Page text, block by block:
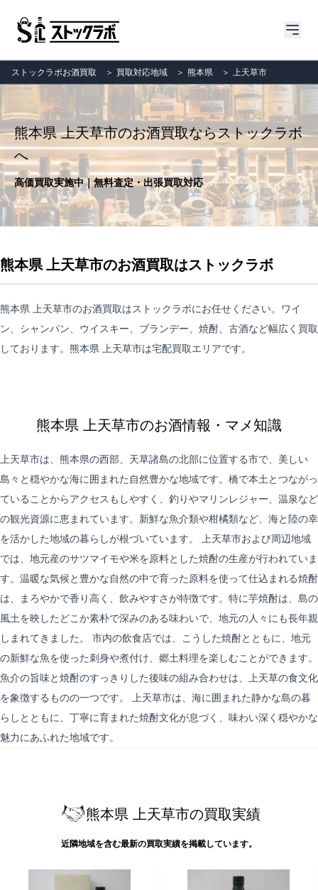
ストックラボお酒買取 ＞ 買取対応地域 ＞ 熊本県 ＞ 上天草市
熊本県 上天草市のお酒買取ならストックラボ
へ
高価買取実施中｜無料査定・出張買取対応
熊本県 上天草市のお酒買取はストックラボ
熊本県 上天草市のお酒買取はストックラボにお任せください。ワイ
ン、シャンパン、ウイスキー、ブランデー、焼酎、古酒など幅広く買取
しております。熊本県 上天草市は宅配買取エリアです。
熊本県 上天草市のお酒情報・マメ知識
上天草市は、熊本県の西部、天草諸島の北部に位置する市で、美しい
島々と穏やかな海に囲まれた自然豊かな地域です。橋で本土とつながっ
ていることからアクセスもしやすく、釣りやマリンレジャー、温泉など
の観光資源に恵まれています。新鮮な魚介類や柑橘類など、海と陸の幸
を活かした地域の暮らしが根づいています。 上天草市および周辺地域
では、地元産のサツマイモや米を原料とした焼酎の生産が行われていま
す。温暖な気候と豊かな自然の中で育った原料を使って仕込まれる焼酎
は、まろやかで香り高く、飲みやすさが特徴です。特に芋焼酎は、島の
風土を映したどこか素朴で深みのある味わいで、地元の人々にも長年親
しまれてきました。 市内の飲食店では、こうした焼酎とともに、地元
の新鮮な魚を使った刺身や煮付け、郷土料理を楽しむことができます。
魚介の旨味と焼酎のすっきりした後味の組み合わせは、上天草の食文化
を象徴するものの一つです。 上天草市は、海に囲まれた静かな島の暮
らしとともに、丁寧に育まれた焼酎文化が息づく、味わい深く穏やかな
魅力にあふれた地域です。
熊本県 上天草市の買取実績
近隣地域を含む最新の買取実績を掲載しています。